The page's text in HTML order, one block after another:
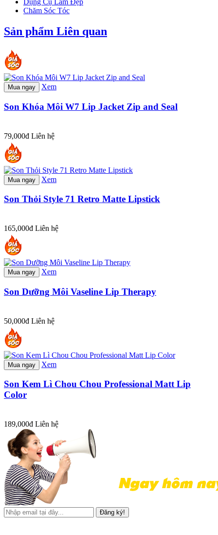
Dụng Cụ Làm Đẹp
Chăm Sóc Tóc
Sản phẩm Liên quan
Mua ngay Xem
Son Khóa Môi W7 Lip Jacket Zip and Seal
79,000đ Liên hệ
Mua ngay Xem
Son Thỏi Style 71 Retro Matte Lipstick
165,000đ Liên hệ
Mua ngay Xem
Son Dưỡng Môi Vaseline Lip Therapy
50,000đ Liên hệ
Mua ngay Xem
Son Kem Lì Chou Chou Professional Matt Lip
Color
189,000đ Liên hệ
Đăng ký!